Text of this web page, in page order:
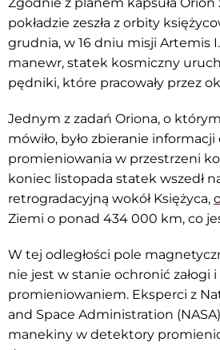
Zgodnie z planem kapsuła
pokładzie zeszła z orbity
grudnia, w 16 dniu misji Artemis
manewr, statek kosmiczny
pędniki, które pracowały przez
Jednym z zadań Oriona, o
mówiło, było zbieranie
promieniowania w przestrzeni
koniec listopada statek wszedł
retrogradacyjną wokół Księżyca,
Ziemi o ponad 434 000 km, co
W tej odległości pole
nie jest w stanie ochronić załogi
promieniowaniem. Eksperci z
and Space Administration
manekiny w detektory